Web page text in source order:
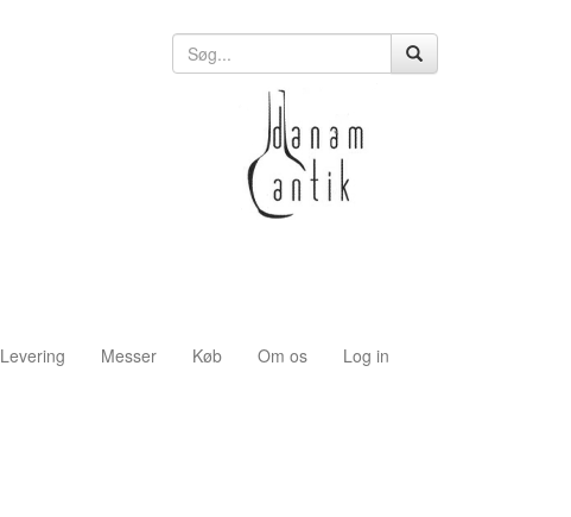
Levering Messer Køb Om os Log in